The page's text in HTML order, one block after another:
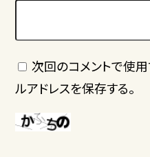
次回のコメントで使用
ルアドレスを保存する。